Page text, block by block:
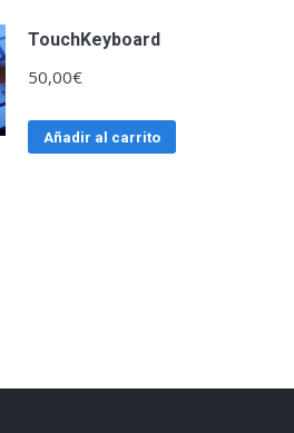
TouchKeyboard
50,00€
Añadir al carrito